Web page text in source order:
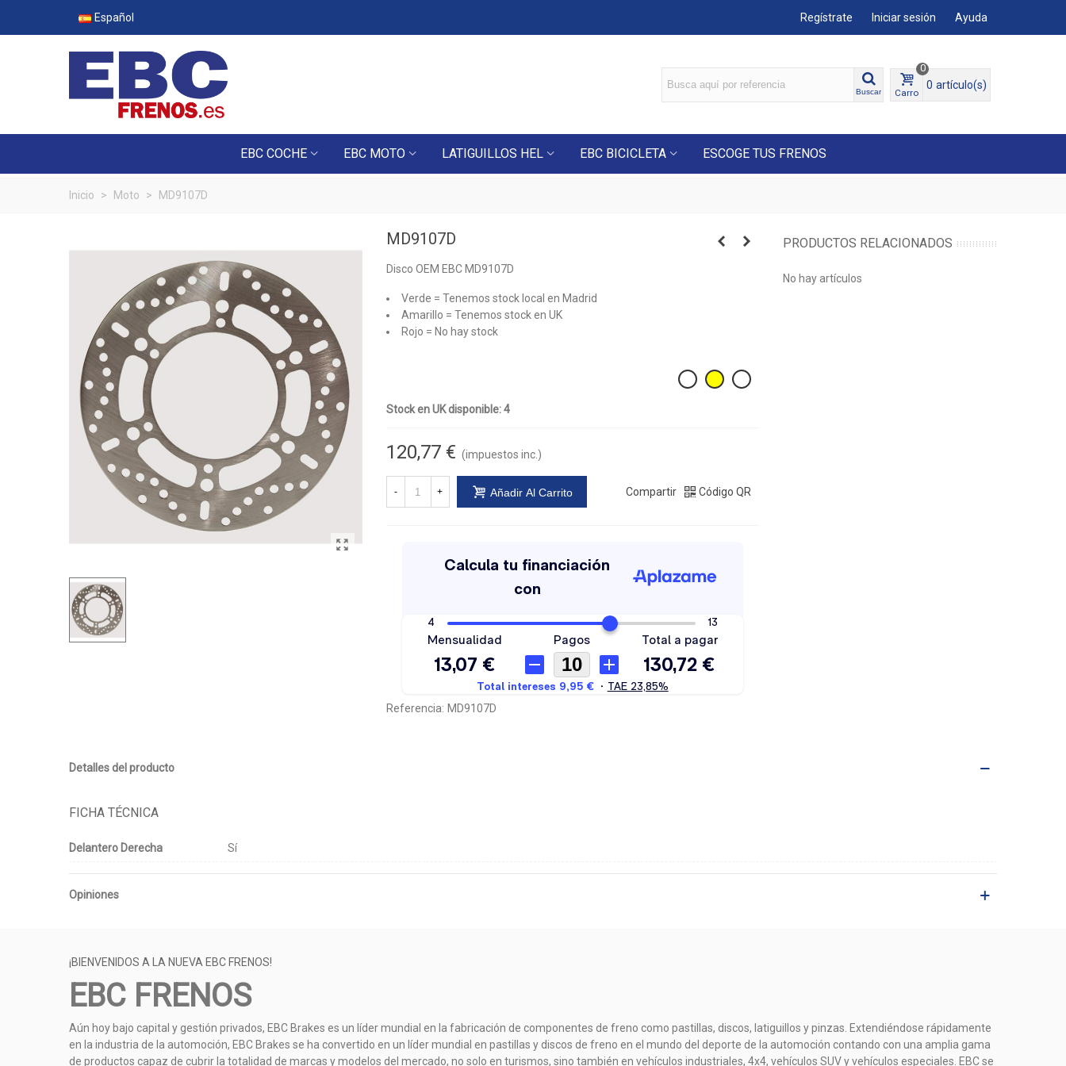
Español Regístrate Iniciar sesión Ayuda
Buscar Carro
0
0 artículo(s)
EBC COCHE EBC MOTO LATIGUILLOS HEL EBC BICICLETA ESCOGE TUS FRENOS
Inicio > Moto > MD9107D
MD9107D
Disco OEM EBC MD9107D
Verde = Tenemos stock local en Madrid
Amarillo = Tenemos stock en UK
Rojo = No hay stock
Stock en UK disponible: 4
120,77 € (impuestos inc.)
- + Añadir Al Carrito Compartir Código QR
Referencia: MD9107D
PRODUCTOS RELACIONADOS
No hay artículos
Detalles del producto
FICHA TÉCNICA
Delantero Derecha Sí
Opiniones
¡BIENVENIDOS A LA NUEVA EBC FRENOS!
EBC FRENOS
Aún hoy bajo capital y gestión privados, EBC Brakes es un líder mundial en la fabricación de componentes de freno como pastillas, discos, latiguillos y pinzas. Extendiéndose rápidamente
en la industria de la automoción, EBC Brakes se ha convertido en un líder mundial en pastillas y discos de freno en el mundo del deporte de la automoción contando con una amplia gama
de productos capaz de cubrir la totalidad de marcas y modelos del mercado, no solo en turismos, sino también en vehículos industriales, 4x4, vehículos SUV y vehículos especiales. EBC se